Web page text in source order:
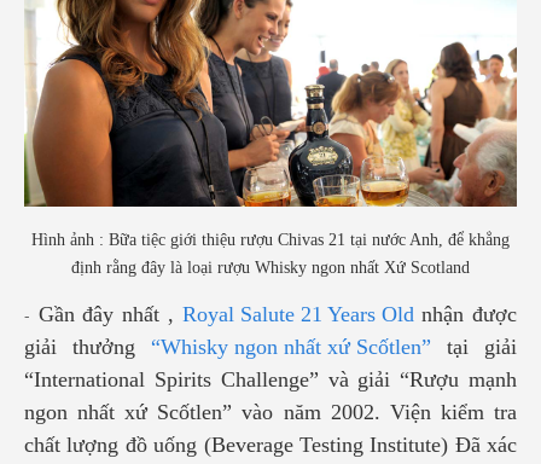
Hình ảnh : Bữa tiệc giới thiệu rượu Chivas 21 tại nước Anh, để khẳng
định rằng đây là loại rượu Whisky ngon nhất Xứ Scotland
- Gần đây nhất , Royal Salute 21 Years Oldnhận được
giải thưởng “Whisky ngon nhất xứ Scốtlen” tại giải
“International Spirits Challenge” và giải “Rượu mạnh
ngon nhất xứ Scốtlen” vào năm 2002. Viện kiểm tra
chất lượng đồ uống (Beverage Testing Institute) Đã xác